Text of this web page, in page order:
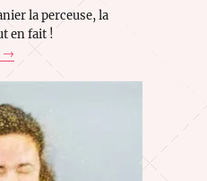
la perceuse, la
en fait !
→